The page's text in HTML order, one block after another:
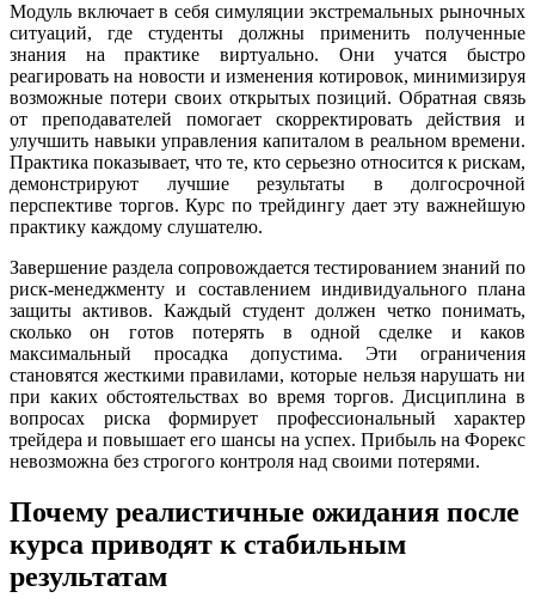
Модуль включает в себя симуляции экстремальных рыночных
ситуаций, где студенты должны применить полученные
знания на практике виртуально. Они учатся быстро
реагировать на новости и изменения котировок, минимизируя
возможные потери своих открытых позиций. Обратная связь
от преподавателей помогает скорректировать действия и
улучшить навыки управления капиталом в реальном времени.
Практика показывает, что те, кто серьезно относится к рискам,
демонстрируют лучшие результаты в долгосрочной
перспективе торгов. Курс по трейдингу дает эту важнейшую
практику каждому слушателю.
Завершение раздела сопровождается тестированием знаний по
риск-менеджменту и составлением индивидуального плана
защиты активов. Каждый студент должен четко понимать,
сколько он готов потерять в одной сделке и каков
максимальный просадка допустима. Эти ограничения
становятся жесткими правилами, которые нельзя нарушать ни
при каких обстоятельствах во время торгов. Дисциплина в
вопросах риска формирует профессиональный характер
трейдера и повышает его шансы на успех. Прибыль на Форекс
невозможна без строгого контроля над своими потерями.
Почему реалистичные ожидания после
курса приводят к стабильным
результатам